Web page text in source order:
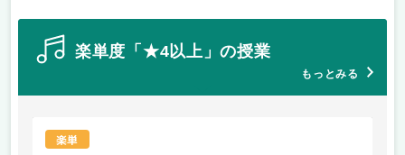
楽単度「★4以上」の授業
もっとみる
楽単